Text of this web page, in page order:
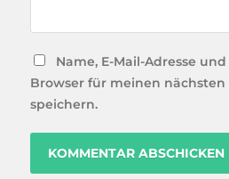
Name, E-Mail-Adresse
Browser für meinen
speichern.